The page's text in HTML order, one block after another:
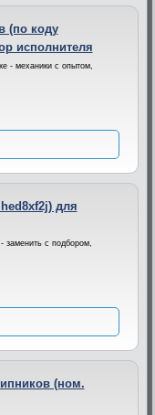
(по коду
исполнителя
- механики с опытом,
для
заменить с подбором,
(ном.